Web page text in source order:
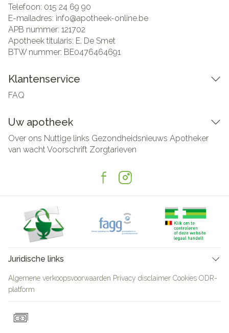
Telefoon: 015 24 69 90
E-mailadres: info@apotheek-online.be
APB nummer: 121702
Apotheek titularis: E. De Smet
BTW nummer: BE0476464691
Klantenservice
FAQ
Uw apotheek
Over ons Nuttige links Gezondheidsnieuws Apotheker
van wachtVoorschrift Zorgtarieven
Juridische links
Algemene verkoopsvoorwaarden Privacy disclaimer Cookies ODR-
platform